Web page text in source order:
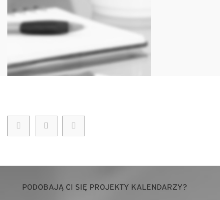
PODOBAJĄ CI SIĘ PROJEKTY KALENDARZY?